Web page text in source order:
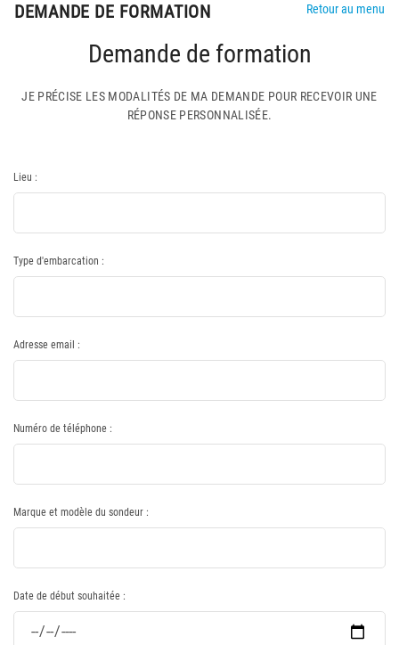
DEMANDE DE FORMATION Retour au menu
Demande de formation
JE PRÉCISE LES MODALITÉS DE MA DEMANDE POUR RECEVOIR UNE
RÉPONSE PERSONNALISÉE.
Lieu :
Type d'embarcation :
Adresse email :
Numéro de téléphone :
Marque et modèle du sondeur :
Date de début souhaitée :